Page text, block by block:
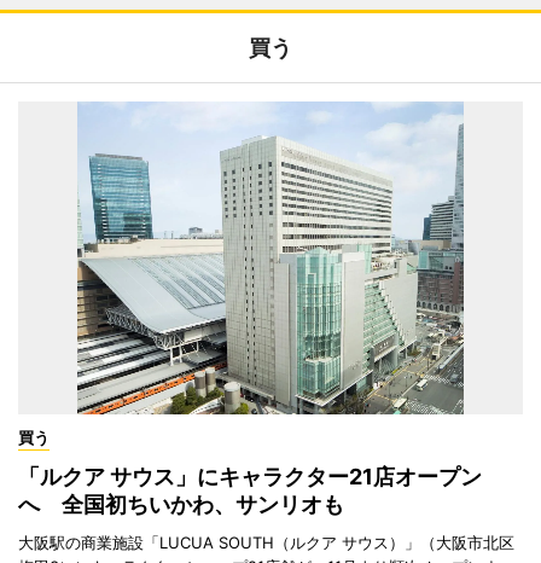
買う
買う
「ルクア サウス」にキャラクター21店オープン
へ 全国初ちいかわ、サンリオも
大阪駅の商業施設「LUCUA SOUTH（ルクア サウス）」（大阪市北区